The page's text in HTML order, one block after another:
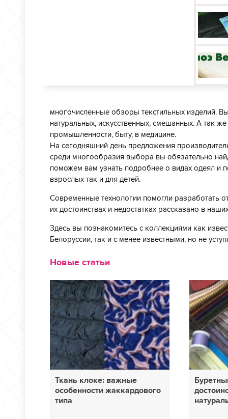
многочисленные обзоры текстильных изделий.
натуральных, искусственных, смешанных. А так
промышленности, быту, в медицине.
На сегодняшний день предложения
среди многообразия выбора вы обязательно
поможем вам узнать подробнее о видах одеял и
взрослых так и для детей.
Современные технологии помогли разработать
их достоинствах и недостатках рассказано в
Здесь вы познакомитесь с коллекциями как
Белоруссии, так и с менее известными, но не
Новые статьи
Ткань клоке: важные
особенности жаккардового
типа